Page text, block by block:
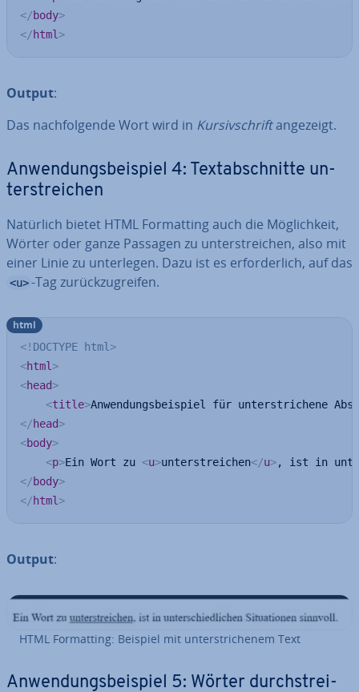
</body>
</html >
Output:
Das nach­fol­gen­de Wort wird in Kur­siv­schriftangezeigt.
An­wen­dungs­bei­spiel 4: Text­ab­schnit­te un­
ter­strei­chen
Natürlich bietet HTML For­mat­ting auch die Mög­lich­keit,
Wörter oder ganze Passagen zu un­ter­strei­chen, also mit
einer Linie zu un­ter­le­gen. Dazu ist es er­for­der­lich, auf das
<u> -Tag zu­rück­zu­grei­fen.
<! DOCTYPE html >
<html >
<head>
<title>Anwendungsbeispiel für unterstrichene
</head>
<body>
<p>Ein Wort zu <u>unterstreichen</u>, ist in
</body>
</html >
html
Output:
HTML For­mat­ting: Beispiel mit un­ter­stri­che­nem Text
An­wen­dungs­bei­spiel 5: Wörter durch­strei­